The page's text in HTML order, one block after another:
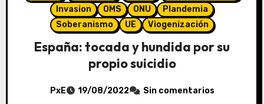
Invasion
OMS ONU
Plandemia
Soberanismo
UE Viogenización
España: tocada y hundida por su
propio suicidio
PxE 19/08/2022 Sin comentarios